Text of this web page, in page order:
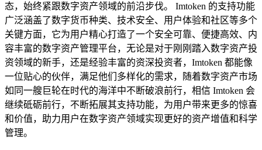
态，始终紧跟数字资产领域的前沿步伐。 Imtoken 的支持功能
广泛涵盖了数字货币种类、技术安全、用户体验和社区等多个
关键方面，它为用户精心打造了一个安全可靠、便捷高效、内
容丰富的数字资产管理平台，无论是对于刚刚踏入数字资产投
资领域的新手，还是经验丰富的资深投资者，Imtoken 都能像
一位贴心的伙伴，满足他们多样化的需求，随着数字资产市场
如同一艘巨轮在时代的海洋中不断破浪前行，相信 Imtoken 会
继续砥砺前行，不断拓展其支持功能，为用户带来更多的惊喜
和价值，助力用户在数字资产领域实现更好的资产增值和科学
管理。